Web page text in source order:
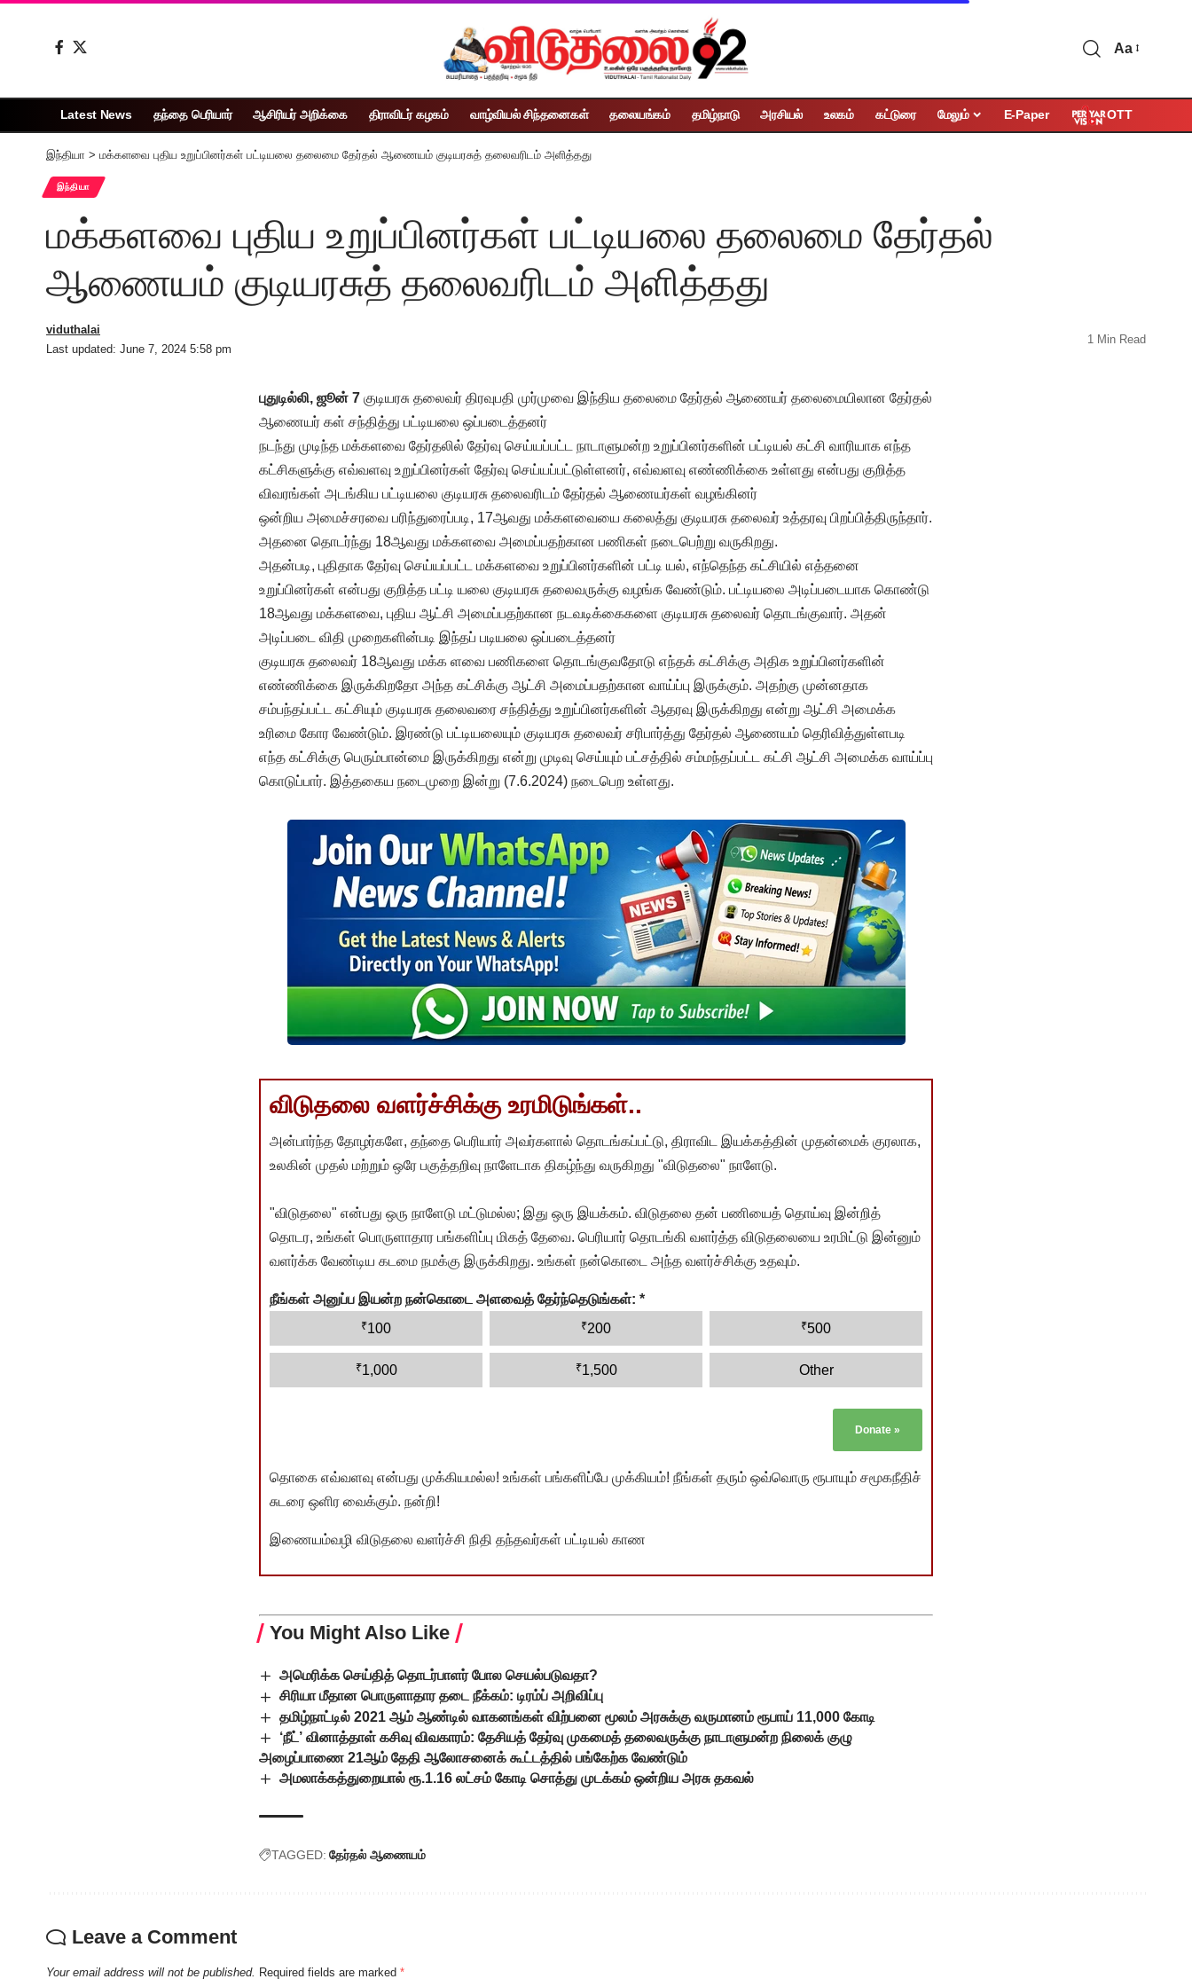
Aa
Latest News தந்தை பெரியார் ஆசிரியர் அறிக்கை திராவிடர் கழகம் வாழ்வியல் சிந்தனைகள் தலையங்கம் தமிழ்நாடு அரசியல் உலகம் கட்டுரை மேலும் E-Paper OTT
இந்தியா > மக்களவை புதிய உறுப்பினர்கள் பட்டியலை தலைமை தேர்தல் ஆணையம் குடியரசுத் தலைவரிடம் அளித்தது
இந்தியா
மக்களவை புதிய உறுப்பினர்கள் பட்டியலை தலைமை தேர்தல்
ஆணையம் குடியரசுத் தலைவரிடம் அளித்தது
Last updated: June 7, 2024 5:58 pm
viduthalai
1 Min Read
புதுடில்லி, ஜூன் 7 குடியரசு தலைவர் திரவுபதி முர்முவை இந்திய தலைமை தேர்தல் ஆணையர் தலைமையிலான தேர்தல்
ஆணையர் கள் சந்தித்து பட்டியலை ஒப்படைத்தனர்
நடந்து முடிந்த மக்களவை தேர்தலில் தேர்வு செய்யப்பட்ட நாடாளுமன்ற உறுப்பினர்களின் பட்டியல் கட்சி வாரியாக எந்த
கட்சிகளுக்கு எவ்வளவு உறுப்பினர்கள் தேர்வு செய்யப்பட்டுள்ளனர், எவ்வளவு எண்ணிக்கை உள்ளது என்பது குறித்த
விவரங்கள் அடங்கிய பட்டியலை குடியரசு தலைவரிடம் தேர்தல் ஆணையர்கள் வழங்கினர்
ஒன்றிய அமைச்சரவை பரிந்துரைப்படி, 17ஆவது மக்களவையை கலைத்து குடியரசு தலைவர் உத்தரவு பிறப்பித்திருந்தார்.
அதனை தொடர்ந்து 18ஆவது மக்களவை அமைப்பதற்கான பணிகள் நடைபெற்று வருகிறது.
அதன்படி, புதிதாக தேர்வு செய்யப்பட்ட மக்களவை உறுப்பினர்களின் பட்டி யல், எந்தெந்த கட்சியில் எத்தனை
உறுப்பினர்கள் என்பது குறித்த பட்டி யலை குடியரசு தலைவருக்கு வழங்க வேண்டும். பட்டியலை அடிப்படையாக கொண்டு
18ஆவது மக்களவை, புதிய ஆட்சி அமைப்பதற்கான நடவடிக்கைகளை குடியரசு தலைவர் தொடங்குவார். அதன்
அடிப்படை விதி முறைகளின்படி இந்தப் படியலை ஒப்படைத்தனர்
குடியரசு தலைவர் 18ஆவது மக்க ளவை பணிகளை தொடங்குவதோடு எந்தக் கட்சிக்கு அதிக உறுப்பினர்களின்
எண்ணிக்கை இருக்கிறதோ அந்த கட்சிக்கு ஆட்சி அமைப்பதற்கான வாய்ப்பு இருக்கும். அதற்கு முன்னதாக
சம்பந்தப்பட்ட கட்சியும் குடியரசு தலைவரை சந்தித்து உறுப்பினர்களின் ஆதரவு இருக்கிறது என்று ஆட்சி அமைக்க
உரிமை கோர வேண்டும். இரண்டு பட்டியலையும் குடியரசு தலைவர் சரிபார்த்து தேர்தல் ஆணையம் தெரிவித்துள்ளபடி
எந்த கட்சிக்கு பெரும்பான்மை இருக்கிறது என்று முடிவு செய்யும் பட்சத்தில் சம்மந்தப்பட்ட கட்சி ஆட்சி அமைக்க வாய்ப்பு
கொடுப்பார். இத்தகைய நடைமுறை இன்று (7.6.2024) நடைபெற உள்ளது.
விடுதலை வளர்ச்சிக்கு உரமிடுங்கள்..
அன்பார்ந்த தோழர்களே, தந்தை பெரியார் அவர்களால் தொடங்கப்பட்டு, திராவிட இயக்கத்தின் முதன்மைக் குரலாக,
உலகின் முதல் மற்றும் ஒரே பகுத்தறிவு நாளேடாக திகழ்ந்து வருகிறது "விடுதலை" நாளேடு.
"விடுதலை" என்பது ஒரு நாளேடு மட்டுமல்ல; இது ஒரு இயக்கம். விடுதலை தன் பணியைத் தொய்வு இன்றித்
தொடர, உங்கள் பொருளாதார பங்களிப்பு மிகத் தேவை. பெரியார் தொடங்கி வளர்த்த விடுதலையை உரமிட்டு இன்னும்
வளர்க்க வேண்டிய கடமை நமக்கு இருக்கிறது. உங்கள் நன்கொடை அந்த வளர்ச்சிக்கு உதவும்.
நீங்கள் அனுப்ப இயன்ற நன்கொடை அளவைத் தேர்ந்தெடுங்கள்: *
₹100 ₹200 ₹500
₹1,000 ₹1,500 Other
Donate »
தொகை எவ்வளவு என்பது முக்கியமல்ல! உங்கள் பங்களிப்பே முக்கியம்! நீங்கள் தரும் ஒவ்வொரு ரூபாயும் சமூகநீதிச்
சுடரை ஒளிர வைக்கும். நன்றி!
இணையம்வழி விடுதலை வளர்ச்சி நிதி தந்தவர்கள் பட்டியல் காண
You Might Also Like
அமெரிக்க செய்தித் தொடர்பாளர் போல செயல்படுவதா?
சிரியா மீதான பொருளாதார தடை நீக்கம்: டிரம்ப் அறிவிப்பு
தமிழ்நாட்டில் 2021 ஆம் ஆண்டில் வாகனங்கள் விற்பனை மூலம் அரசுக்கு வருமானம் ரூபாய் 11,000 கோடி
‘நீட்’ வினாத்தாள் கசிவு விவகாரம்: தேசியத் தேர்வு முகமைத் தலைவருக்கு நாடாளுமன்ற நிலைக் குழு
அழைப்பாணை 21ஆம் தேதி ஆலோசனைக் கூட்டத்தில் பங்கேற்க வேண்டும்
அமலாக்கத்துறையால் ரூ.1.16 லட்சம் கோடி சொத்து முடக்கம் ஒன்றிய அரசு தகவல்
TAGGED: தேர்தல் ஆணையம்
Leave a Comment
Your email address will not be published. Required fields are marked *